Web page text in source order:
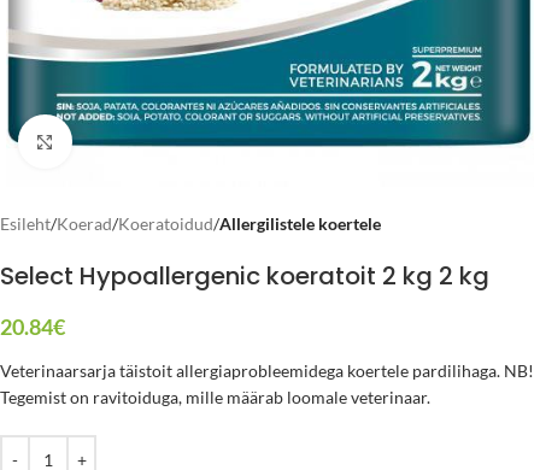
Click to enlarge
Esileht Koerad Koeratoidud Allergilistele koertele
Select Hypoallergenic koeratoit 2 kg 2 kg
20.84€
Veterinaarsarja täistoit allergiaprobleemidega koertele pardilihaga. NB!
Tegemist on ravitoiduga, mille määrab loomale veterinaar.